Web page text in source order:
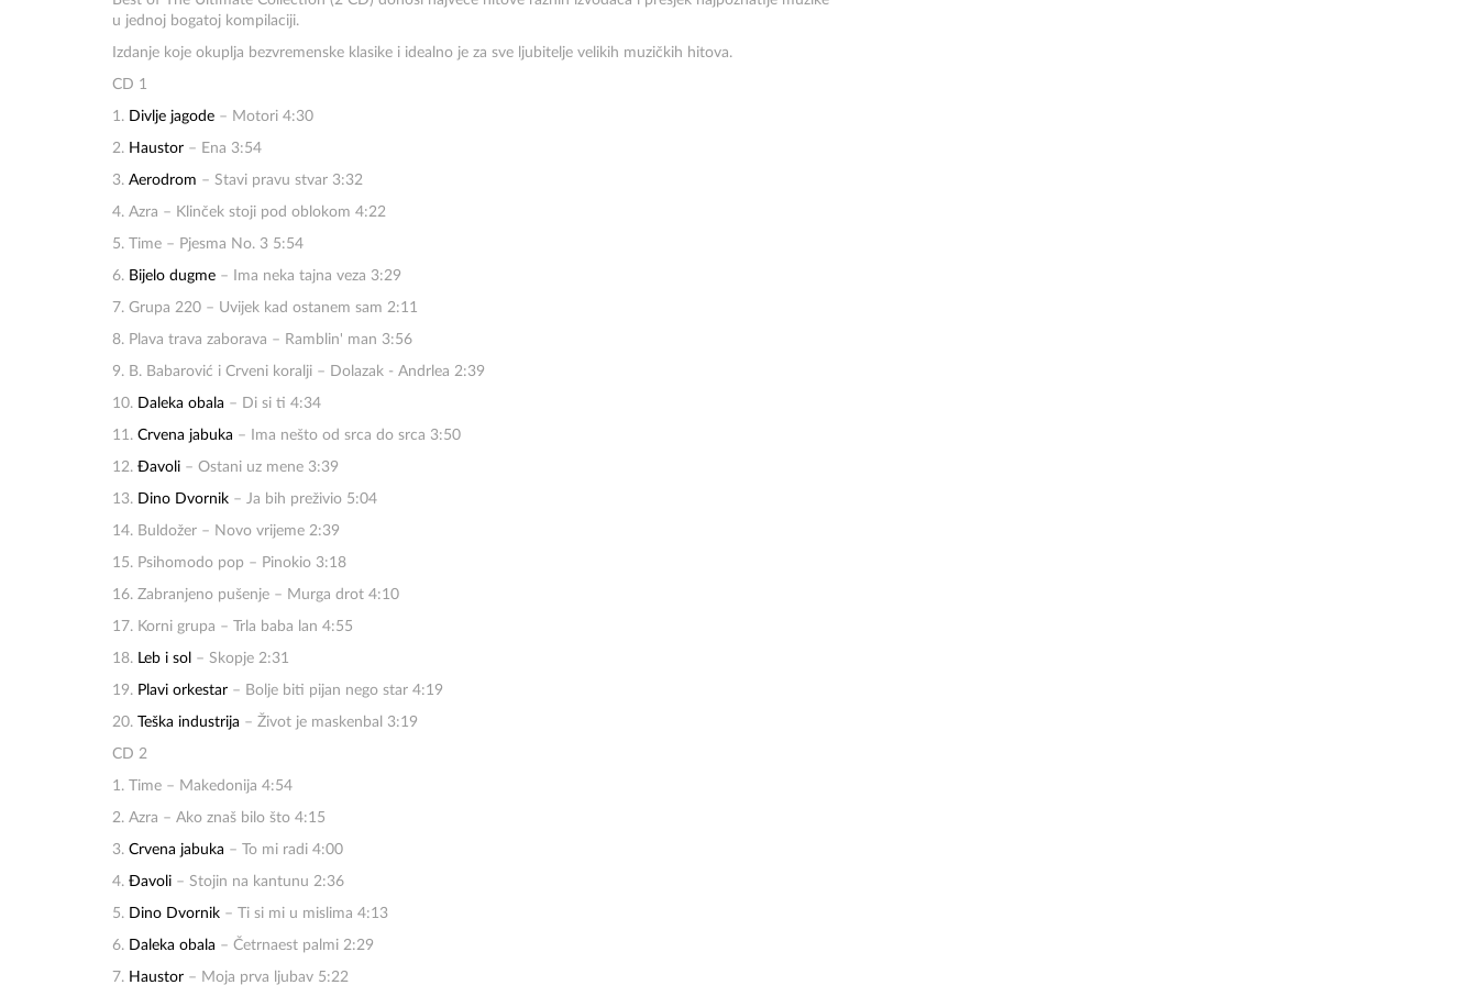
u jednoj bogatoj kompilaciji.
Izdanje koje okuplja bezvremenske klasike i idealno je za sve ljubitelje velikih muzičkih hitova.
CD 1
1. Divlje jagode – Motori 4:30
2. Haustor – Ena 3:54
3. Aerodrom – Stavi pravu stvar 3:32
4. Azra – Klinček stoji pod oblokom 4:22
5. Time – Pjesma No. 3 5:54
6. Bijelo dugme – Ima neka tajna veza 3:29
7. Grupa 220 – Uvijek kad ostanem sam 2:11
8. Plava trava zaborava – Ramblin' man 3:56
9. B. Babarović i Crveni koralji – Dolazak - Andrlea 2:39
10. Daleka obala – Di si ti 4:34
11. Crvena jabuka – Ima nešto od srca do srca 3:50
12. Đavoli – Ostani uz mene 3:39
13. Dino Dvornik – Ja bih preživio 5:04
14. Buldožer – Novo vrijeme 2:39
15. Psihomodo pop – Pinokio 3:18
16. Zabranjeno pušenje – Murga drot 4:10
17. Korni grupa – Trla baba lan 4:55
18. Leb i sol – Skopje 2:31
19. Plavi orkestar – Bolje biti pijan nego star 4:19
20. Teška industrija – Život je maskenbal 3:19
CD 2
1. Time – Makedonija 4:54
2. Azra – Ako znaš bilo što 4:15
3. Crvena jabuka – To mi radi 4:00
4. Đavoli – Stojin na kantunu 2:36
5. Dino Dvornik – Ti si mi u mislima 4:13
6. Daleka obala – Četrnaest palmi 2:29
7. Haustor – Moja prva ljubav 5:22